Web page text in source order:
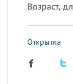
Возраст,
Открытка